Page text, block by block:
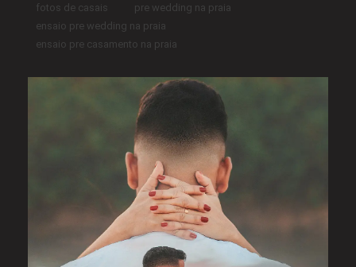
fotos de casais
pre wedding na praia
ensaio pre wedding na praia
ensaio pre casamento na praia